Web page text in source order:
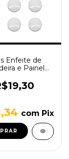
Enfeite de
e Painel
com Pix